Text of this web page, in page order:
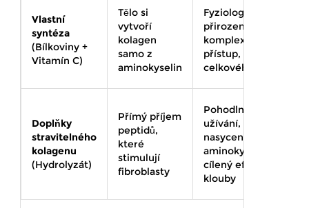
Vlastní
syntéza
(Bílkoviny +
Vitamín C)
Tělo si
vytvoří
kolagen
samo z
aminokyselin
Fyziologicky
přirozené,
komplexní
přístup, podpora
celkového zdraví
Doplňky
stravitelného
kolagenu
(Hydrolyzát)
Přímý příjem
peptidů,
které
stimulují
fibroblasty
Pohodlné
užívání, rychlé
nasycení
aminokyselinami,
cílený efekt na
klouby